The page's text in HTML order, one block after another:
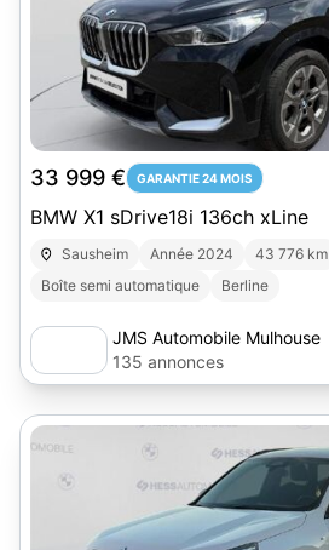
33 999 € GARANTIE 24 MOIS
BMW X1 sDrive18i 136ch xLine
Sausheim Année 2024 43 776 km
Boîte semi automatique
Berline
JMS Automobile Mulhouse
135 annonces